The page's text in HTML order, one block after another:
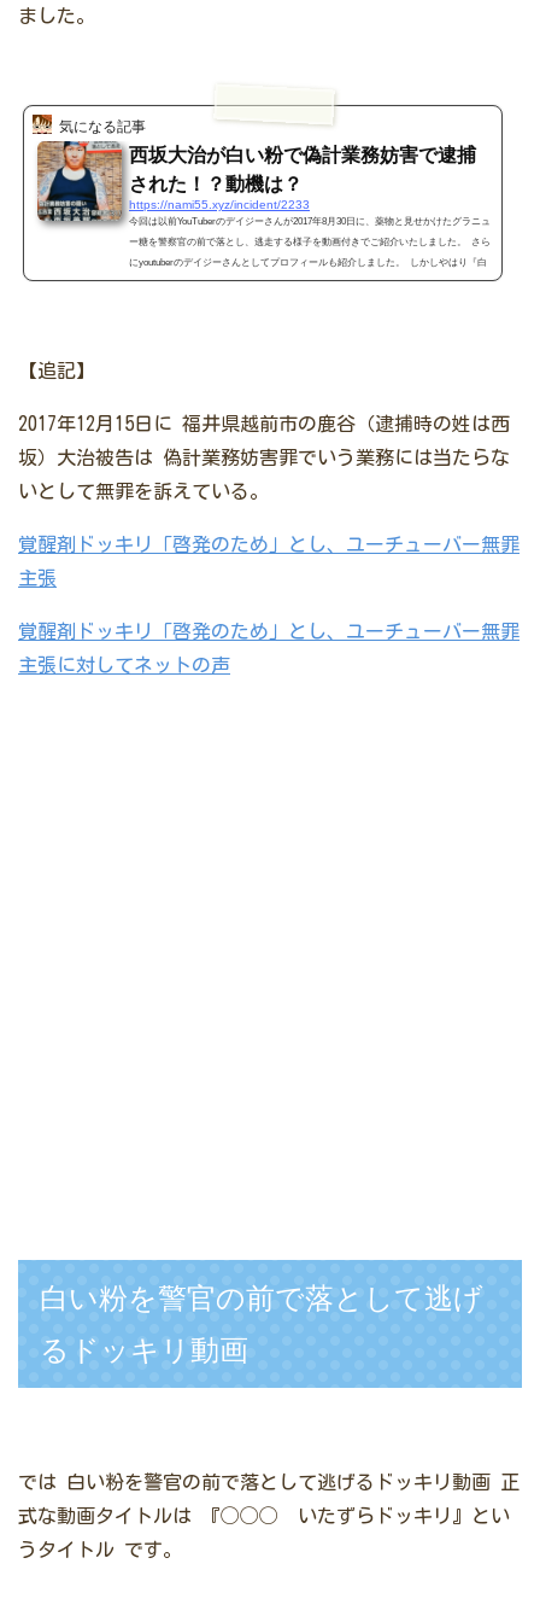
ました。
気になる記事
西坂大治が白い粉で偽計業務妨害で逮捕
された！？動機は？
https://nami55.xyz/incident/2233
今回は以前YouTuberのデイジーさんが2017年8月30日に、薬物と見せかけたグラニュ
ー糖を警察官の前で落とし、逃走する様子を動画付きでご紹介いたしました。 さら
にyoutuberのデイジーさんとしてプロフィールも紹介しました。 しかしやはり『白
い粉を警官の前で落として逃げるドッキリ動画』はあまりにも過激動画だったので
【追記】
2017年12月15日に 福井県越前市の鹿谷（逮捕時の姓は西
坂）大治被告は 偽計業務妨害罪でいう業務には当たらな
いとして無罪を訴えている。
覚醒剤ドッキリ「啓発のため」とし、ユーチューバー無罪
主張
覚醒剤ドッキリ「啓発のため」とし、ユーチューバー無罪
主張に対してネットの声
白い粉を警官の前で落として逃げ
るドッキリ動画
では 白い粉を警官の前で落として逃げるドッキリ動画 正
式な動画タイトルは 『◯◯◯ いたずらドッキリ』とい
うタイトル です。